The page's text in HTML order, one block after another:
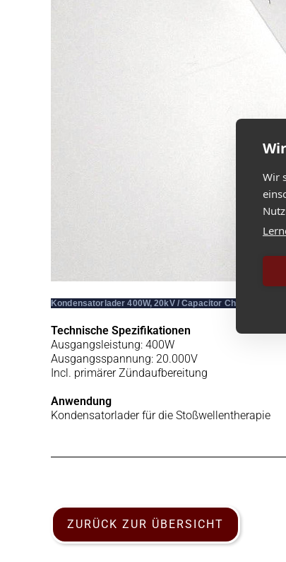
Kondensatorlader 400W, 20kV / Capacitor Charger,
Technische Spezifikationen
Ausgangsleistung: 400W
Ausgangsspannung: 20.000V
Incl. primärer Zündaufbereitung
Anwendung
Kondensatorlader für die Stoßwellentherapie
ZURÜCK ZUR ÜBERSICHT
Wir